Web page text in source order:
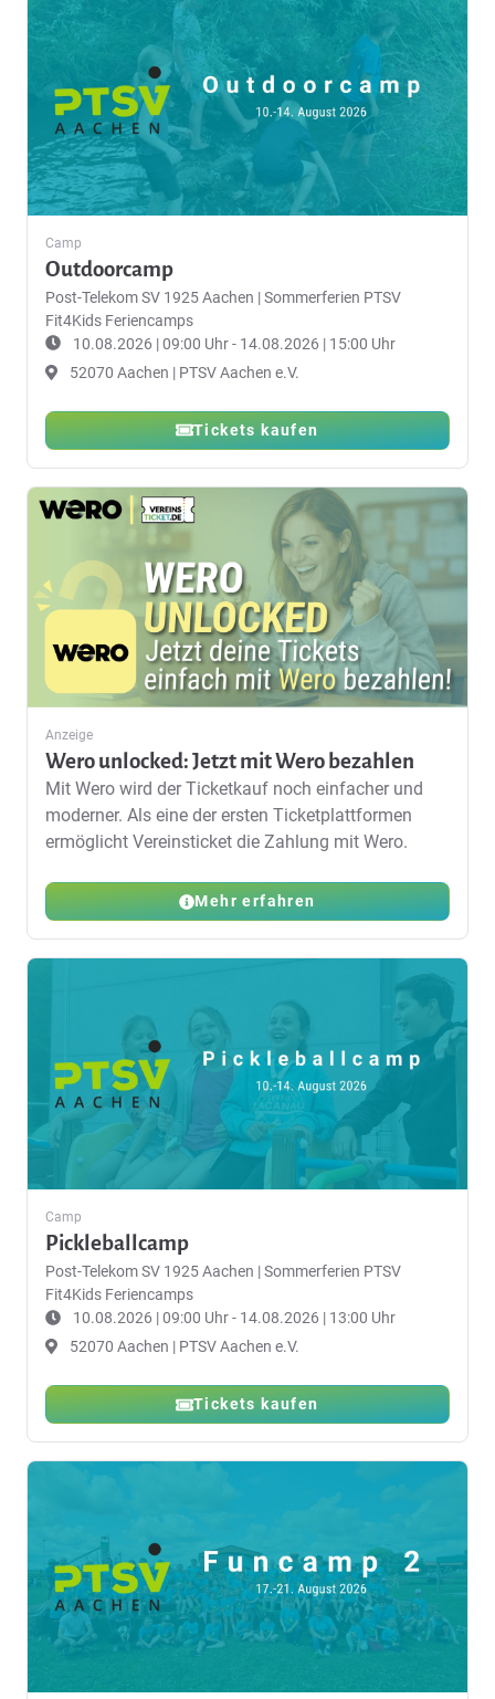
Camp
Outdoorcamp
Post-Telekom SV 1925 Aachen |Sommerferien PTSV
Fit4Kids Feriencamps
10.08.2026 | 09:00 Uhr - 14.08.2026 | 15:00 Uhr
52070 Aachen | PTSV Aachen e.V.
Tickets kaufen
Anzeige
Wero unlocked: Jetzt mit Wero bezahlen
Mit Wero wird der Ticketkauf noch einfacher und
moderner. Als eine der ersten Ticketplattformen
ermöglicht Vereinsticket die Zahlung mit Wero.
Mehr erfahren
Camp
Pickleballcamp
Post-Telekom SV 1925 Aachen |Sommerferien PTSV
Fit4Kids Feriencamps
10.08.2026 | 09:00 Uhr - 14.08.2026 | 13:00 Uhr
52070 Aachen | PTSV Aachen e.V.
Tickets kaufen